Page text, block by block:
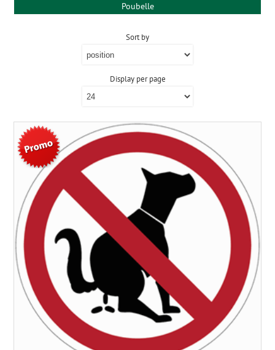
Poubelle
Sort by
Display per page